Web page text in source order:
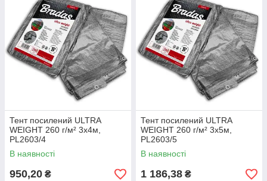
Тент посилений ULTRA
WEIGHT 260 г/м² 3х4м,
PL2603/4
В наявності
950,20 ₴
Тент посилений ULTRA
WEIGHT 260 г/м² 3х5м,
PL2603/5
В наявності
1 186,38 ₴